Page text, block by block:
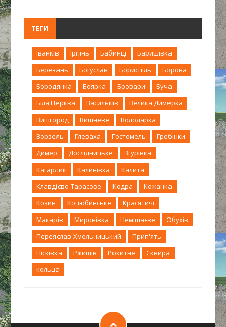
ТЕГИ
Іванків Ірпінь Бабинці
Баришівка
Березань
Богуслав Бориспіль
Борова
Бородянка
Боярка Бровари
Буча
Біла Церква
Васильків
Велика Димерка
Вишгород
Вишневе
Володарка
Ворзель
Глеваха Гостомель
Гребінки
Димер
Дослідницьке
Згурівка
Кагарлик
Калинівка
Калита
Клавдієво-Тарасове
Кодра
Кожанка
Козин
Коцюбинське
Красятичі
Макарів
Миронівка Немішаєве
Обухів
Переяслав-Хмельницький
Прип'ять
Пісківка
Ржищів Рокитне
Сквира
кольца